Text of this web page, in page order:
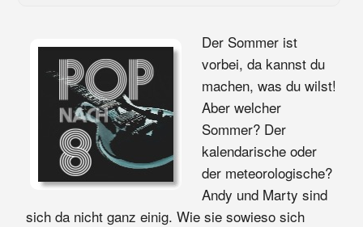
Der Sommer ist
vorbei, da kannst du
machen, was du wilst!
Aber welcher
Sommer? Der
kalendarische oder
der meteorologische?
Andy und Marty sind
sich da nicht ganz einig. Wie sie sowieso sich